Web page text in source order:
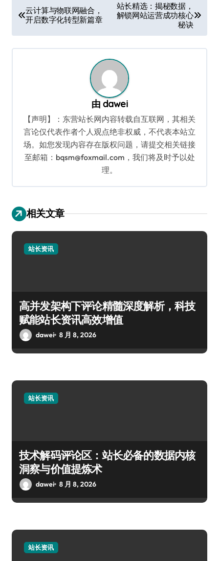
章
导
航
云计算与物联网融合，
开启数字化转型新篇章
站长精选：揭秘数据，
解锁网站运营成功核心
秘诀
由 dawei
【声明】：东营站长网内容转载自互联网，其相关
言论仅代表作者个人观点绝非权威，不代表本站立
场。如您发现内容存在版权问题，请提交相关链接
至邮箱：bqsm@foxmail.com，我们将及时予以处
理。
相关文章
站长资讯
高并发架构下评论精髓深度解析，科技
赋能站长资讯高效增值
dawei 8 月 8, 2026
站长资讯
技术解码评论区：站长必备的数据内核
洞察与价值提炼术
dawei 8 月 8, 2026
站长资讯